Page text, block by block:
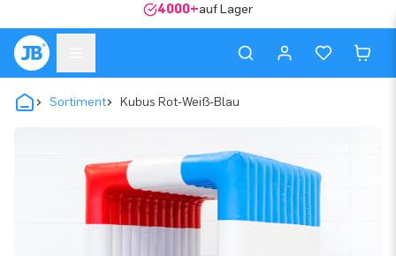
4000+auf Lager
Sortiment Kubus Rot-Weiß-Blau